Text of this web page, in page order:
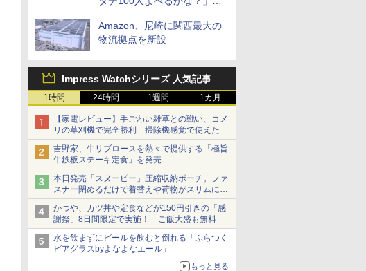
ーズン2の参加者公開
Amazon、尼崎に関西最大の
物流拠点を新設
Impress Watchシリーズ 人気記事
1時間 24時間 1週間 1カ月
【家電レビュー】手ごわい雑草との戦い、コメ
リの草刈機で完全勝利 掃除機感覚で使えた
吉野家、牛リブロースを熱々で提供する「極旨
牛鉄板ステーキ定食」を発売
本日発売「スヌーピー」圧縮収納ポーチ。ファ
スナー閉めるだけで着替えや荷物がスリムにま
とまる
かつや、カツ丼や定食などが150円引きの「感
謝祭」8日間限定で実施！ ご飯大盛も無料
水を飲まずにビールを飲むと倒れる「ふらつく
ビアグラスbyよなよなエール」
もっと見る